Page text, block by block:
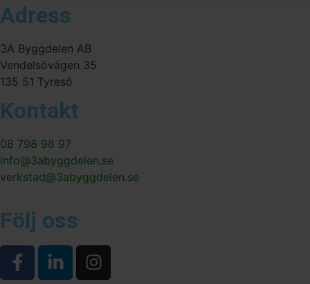
Adress
3A Byggdelen AB
Vendelsövägen 35
135 51 Tyresö
Kontakt
08 798 98 97
info@3abyggdelen.se
verkstad@3abyggdelen.se
Följ oss